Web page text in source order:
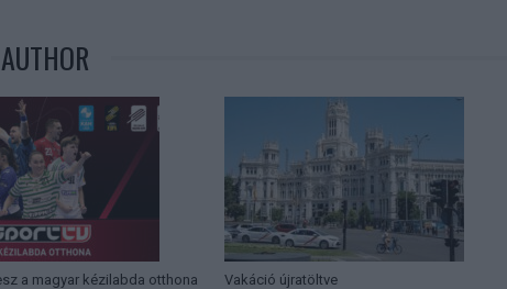
a magyar kézilabda otthona Vakáció újratöltve